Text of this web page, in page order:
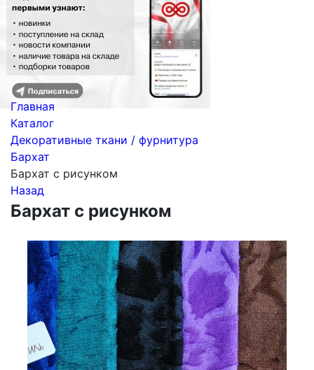
Главная
Каталог
Декоративные ткани / фурнитура
Бархат
Бархат с рисунком
Назад
Бархат с рисунком